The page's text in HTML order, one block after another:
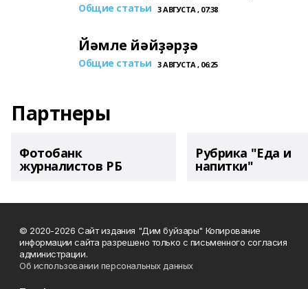
Общие статьи 3 АВГУСТА , 07:38
Йәмле йәйҙәрҙә
Общие статьи 3 АВГУСТА , 06:25
Партнеры
Фотобанк
журналистов РБ
Рубрика "Еда и
напитки"
© 2020-2026 Сайт издания "Дим буйзары" Копирование
информации сайта разрешено только с письменного согласия
администрации.
Об использовании персональных данных